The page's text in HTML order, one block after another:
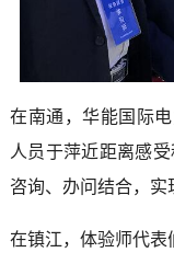
在南通，华能国际
人员于萍近距离感
咨询、办问结合，实
在镇江，体验师代表